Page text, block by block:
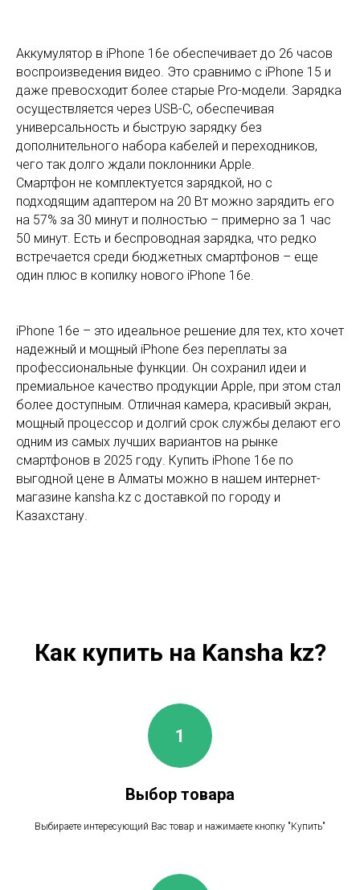
Аккумулятор в iPhone 16e обеспечивает до 26 часов
воспроизведения видео. Это сравнимо с iPhone 15 и
даже превосходит более старые Pro-модели. Зарядка
осуществляется через USB-C, обеспечивая
универсальность и быструю зарядку без
дополнительного набора кабелей и переходников,
чего так долго ждали поклонники Apple.
Смартфон не комплектуется зарядкой, но с
подходящим адаптером на 20 Вт можно зарядить его
на 57% за 30 минут и полностью – примерно за 1 час
50 минут. Есть и беспроводная зарядка, что редко
встречается среди бюджетных смартфонов – еще
один плюс в копилку нового iPhone 16e.
iPhone 16e – это идеальное решение для тех, кто хочет
надежный и мощный iPhone без переплаты за
профессиональные функции. Он сохранил идеи и
премиальное качество продукции Apple, при этом стал
более доступным. Отличная камера, красивый экран,
мощный процессор и долгий срок службы делают его
одним из самых лучших вариантов на рынке
смартфонов в 2025 году. Купить iPhone 16e по
выгодной цене в Алматы можно в нашем интернет-
магазине kansha.kz с доставкой по городу и
Казахстану.
Как купить на Kansha kz?
Выбор товара
Выбираете интересующий Вас товар и нажимаете кнопку "Купить"